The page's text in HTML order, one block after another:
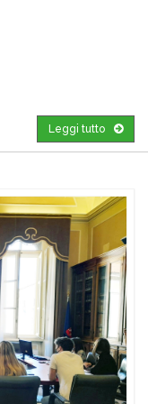
Leggi tutto